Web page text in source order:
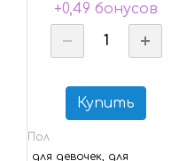
+0,49 бонусов
Купить
Пол
для девочек, для